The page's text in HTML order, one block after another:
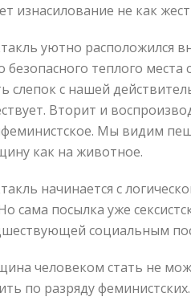
изнасилование не как
уютно расположился
безопасного теплого
слепок с нашей
Вторит и
Мы видим
как на животное.
начинается с
сама посылка уже
социальным
человеком стать не
по разряду феминистских.